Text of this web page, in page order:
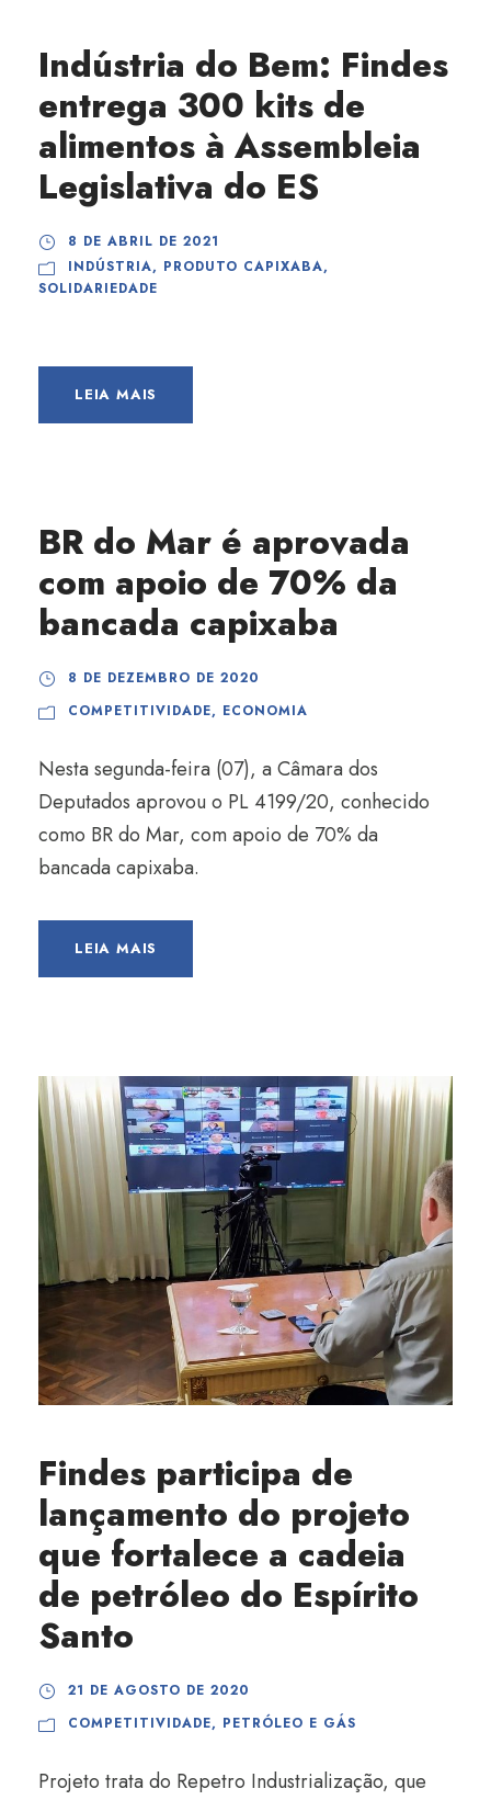
Indústria do Bem: Findes
entrega 300 kits de
alimentos à Assembleia
Legislativa do ES
8 DE ABRIL DE 2021
INDÚSTRIA, PRODUTO CAPIXABA,
SOLIDARIEDADE
LEIA MAIS
BR do Mar é aprovada
com apoio de 70% da
bancada capixaba
8 DE DEZEMBRO DE 2020
COMPETITIVIDADE, ECONOMIA
Nesta segunda-feira (07), a Câmara dos
Deputados aprovou o PL 4199/20, conhecido
como BR do Mar, com apoio de 70% da
bancada capixaba.
LEIA MAIS
Findes participa de
lançamento do projeto
que fortalece a cadeia
de petróleo do Espírito
Santo
21 DE AGOSTO DE 2020
COMPETITIVIDADE, PETRÓLEO E GÁS
Projeto trata do Repetro Industrialização, que